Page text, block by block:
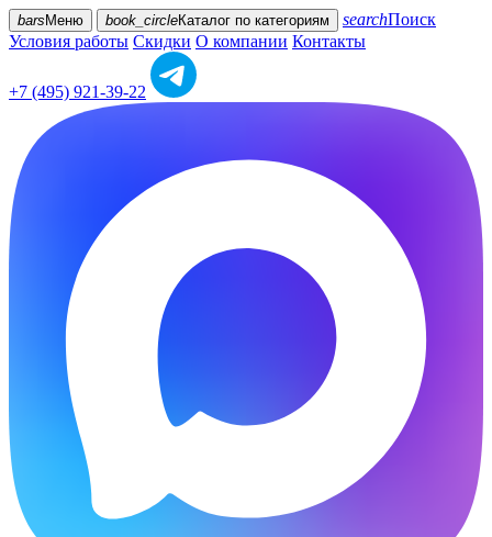
bars Меню book_circleКаталог по категориям searchПоиск
Условия работы Скидки О компании Контакты
+7 (495) 921-39-22